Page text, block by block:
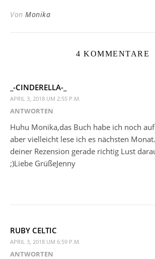
Von Monika
4 KOMMENTARE
_-CINDERELLA-_
APRIL 3, 2018 UM 2:55 P.M.
ANTWORTEN
Huhu Monika,das Buch habe ich noch
aber vielleicht lese ich es nächsten
deiner Rezension gerade richtig Lust
;)Liebe GrüßeJenny
RUBY CELTIC
APRIL 3, 2018 UM 6:59 P.M.
ANTWORTEN